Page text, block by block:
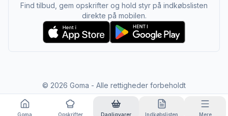
Find tilbud, gem opskrifter og hold styr på indkøbslisten
direkte på mobilen.
© 2026 Goma - Alle rettigheder forbeholdt
Goma Opskrifter Dagligvarer Indkøbslisten Mere